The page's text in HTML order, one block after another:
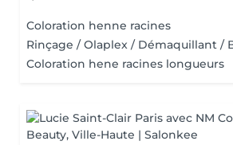
Coloration henne racines
Rinçage / Olaplex / Démaquillant /
Coloration hene racines longueurs